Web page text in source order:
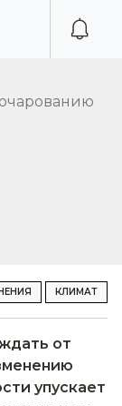
КЛИМАТ
от
упускает